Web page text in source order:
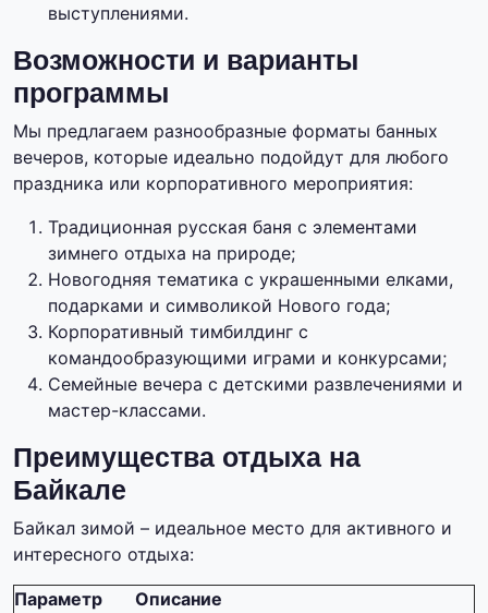
выступлениями.
Возможности и варианты
программы
Мы предлагаем разнообразные форматы банных
вечеров, которые идеально подойдут для любого
праздника или корпоративного мероприятия:
Традиционная русская баня с элементами
зимнего отдыха на природе;
Новогодняя тематика с украшенными елками,
подарками и символикой Нового года;
Корпоративный тимбилдинг с
командообразующими играми и конкурсами;
Семейные вечера с детскими развлечениями и
мастер-классами.
Преимущества отдыха на
Байкале
Байкал зимой – идеальное место для активного и
интересного отдыха:
Параметр
Описание